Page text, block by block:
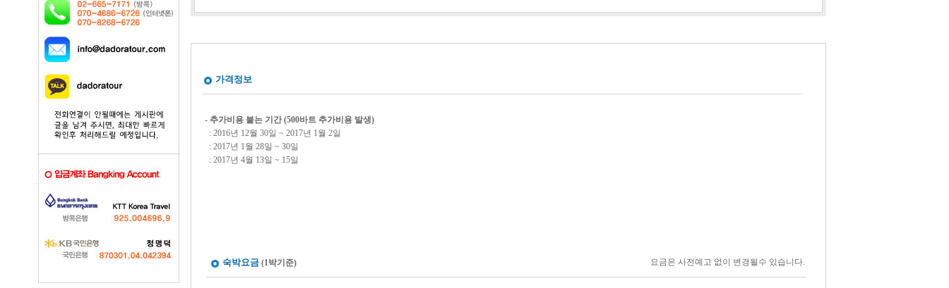
가격정보
- 추가비용 붙는 기간 (500바트 추가비용 발생)
: 2016년 12월 30일 ~ 2017년 1월 2일
: 2017년 1월 28일 ~ 30일
: 2017년 4월 13일 ~ 15일
숙박요금 (1박기준) 요금은 사전예고 없이 변경될수 있습니다.